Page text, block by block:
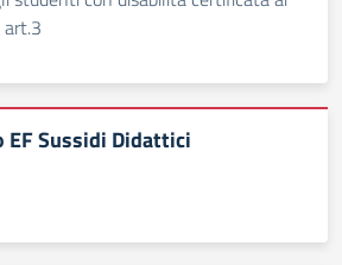
EF Sussidi Didattici